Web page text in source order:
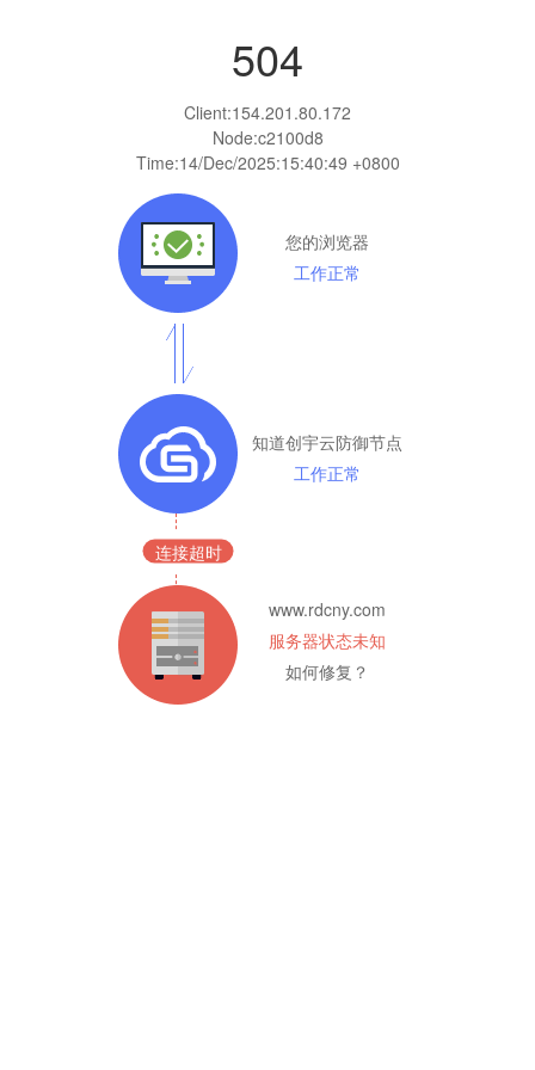
504
Client:154.201.80.172
Node:c2100d8
Time:14/Dec/2025:15:40:49 +0800
您的浏览器
工作正常
知道创宇云防御节点
工作正常
连接超时
www.rdcny.com
服务器状态未知
如何修复？